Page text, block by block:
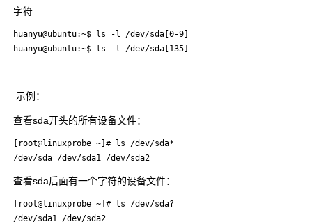
字符
huanyu@ubuntu:~$ ls -l /dev/sda[0-9]
huanyu@ubuntu:~$ ls -l /dev/sda[135]
示例：
查看sda开头的所有设备文件：
[root@linuxprobe ~]# ls /dev/sda*
/dev/sda /dev/sda1 /dev/sda2
查看sda后面有一个字符的设备文件：
[root@linuxprobe ~]# ls /dev/sda?
/dev/sda1 /dev/sda2